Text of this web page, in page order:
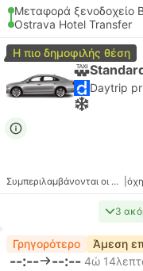
Μεταφορά ξενοδοχείο
Ostrava Hotel Transfer
Η πιο δημοφιλής θέση
Συμπεριλαμβάνονται οι φόροι
3
Γρηγορότερο Άμεση
--:-- --:-- 4ώ